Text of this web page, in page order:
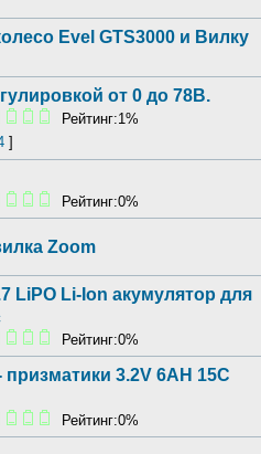
Evel GTS3000 и Вилку
от 0 до 78В.
Рейтинг:1%
]
Рейтинг:0%
Zoom
LiPO Li-Ion акумулятор для
Рейтинг:0%
призматики 3.2V 6АН 15С
Рейтинг:0%